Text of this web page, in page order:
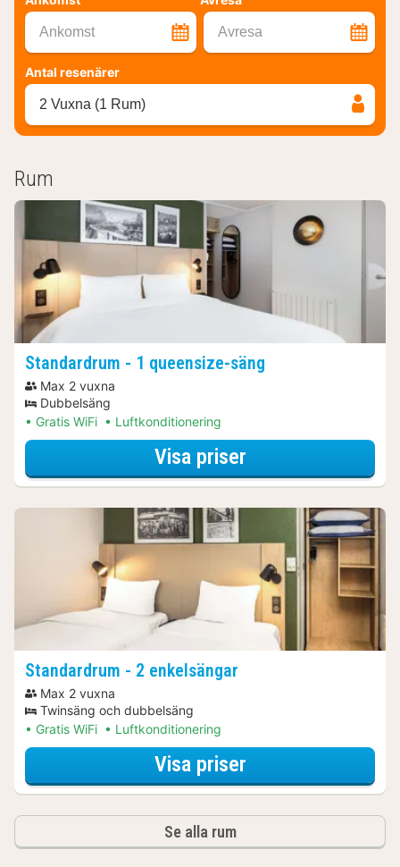
Ankomst Avresa
Antal resenärer
2 Vuxna (1 Rum)
Rum
Standardrum - 1 queensize-säng
Max 2 vuxna
Dubbelsäng
Gratis WiFi
Luftkonditionering
Visa priserför Båtturer &
Standardrum - 2 enkelsängar
Max 2 vuxna
Twinsäng och dubbelsäng
Gratis WiFi
Luftkonditionering
Visa priserför Båtturer &
Se alla rum